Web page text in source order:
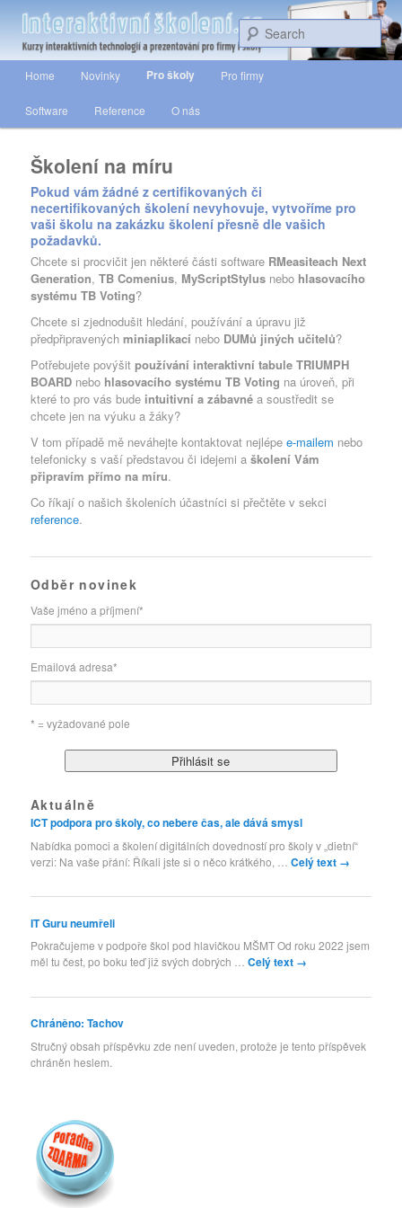
Interaktivní školení
Školení interaktivních technologií a prezentování pro firmy i školy.
Skip to primary content
Skip to secondary content
Home Novinky Pro školy Pro firmy
Software Reference O nás
Školení na míru
Pokud vám žádné z certifikovaných či
necertifikovaných školení nevyhovuje, vytvoříme pro
vaši školu na zakázku školení přesně dle vašich
požadavků.
Chcete si procvičit jen některé části software RMeasiteach Next
Generation,TB Comenius, MyScriptStylus nebo hlasovacího
systému TB Voting?
Chcete si zjednodušit hledání, používání a úpravu již
předpřipravenýchminiaplikací nebo DUMů jiných učitelů?
Potřebujete povýšitpoužívání interaktivní tabule TRIUMPH
BOARD nebo hlasovacího systému TB Voting na úroveň, při
které to pro vás bude intuitivní a zábavné a soustředit se
chcete jen na výuku a žáky?
V tom případě mě neváhejte kontaktovat nejlépee-mailem nebo
telefonicky s vaší představou či idejemi aškolení Vám
připravím přímo na míru.
Co říkají o našich školeních účastníci si přečtěte v sekci
reference.
Odběr novinek
Vaše jméno a příjmení*
Emailová adresa*
* = vyžadované pole
Aktuálně
ICT podpora pro školy, co nebere čas, ale dává smysl
Nabídka pomoci a školení digitálních dovedností pro školy v „dietní“
verzi: Na vaše přání: Říkali jste si o něco krátkého, …Celý text →
IT Guru neumřeli
Pokračujeme v podpoře škol pod hlavičkou MŠMT Od roku 2022 jsem
měl tu čest, po boku teď již svých dobrých …Celý text →
Chráněno: Tachov
Stručný obsah příspěvku zde není uveden, protože je tento příspěvek
chráněn heslem.